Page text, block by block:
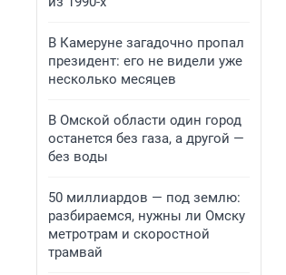
В Камеруне загадочно пропал
президент: его не видели уже
несколько месяцев
В Омской области один город
останется без газа, а другой —
без воды
50 миллиардов — под землю:
разбираемся, нужны ли Омску
метротрам и скоростной
трамвай